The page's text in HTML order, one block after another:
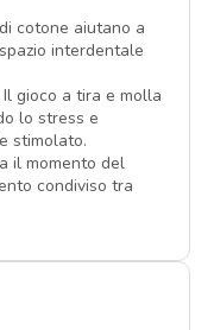
cotone aiutano a
interdentale
Il gioco a tira e molla
lo stress e
stimolato.
il momento del
condiviso tra